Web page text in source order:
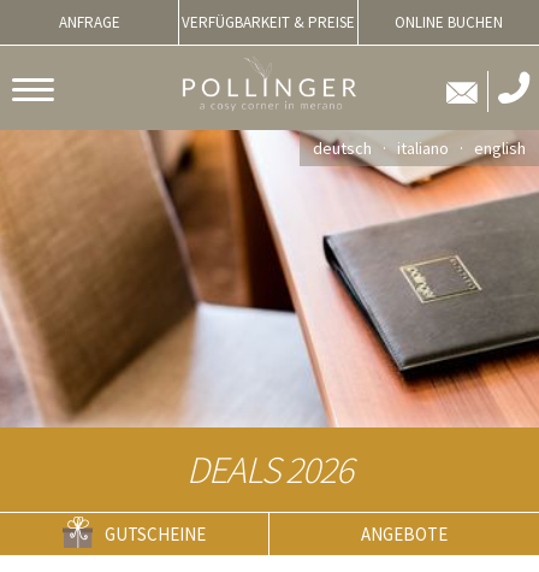
ANFRAGE VERFÜGBARKEIT & PREISE ONLINE BUCHEN
deutsch italiano english
DEALS 2026
GUTSCHEINE ANGEBOTE